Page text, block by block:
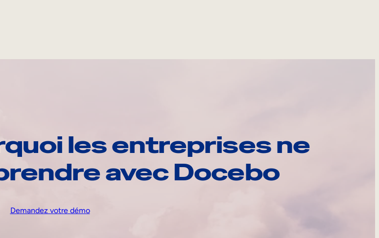
les entreprises ne
avec Docebo
Demandez votre démo